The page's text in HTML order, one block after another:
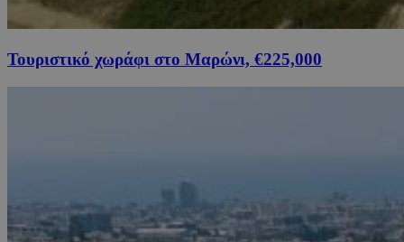
Τουριστικό χωράφι στο Μαρώνι, €225,000